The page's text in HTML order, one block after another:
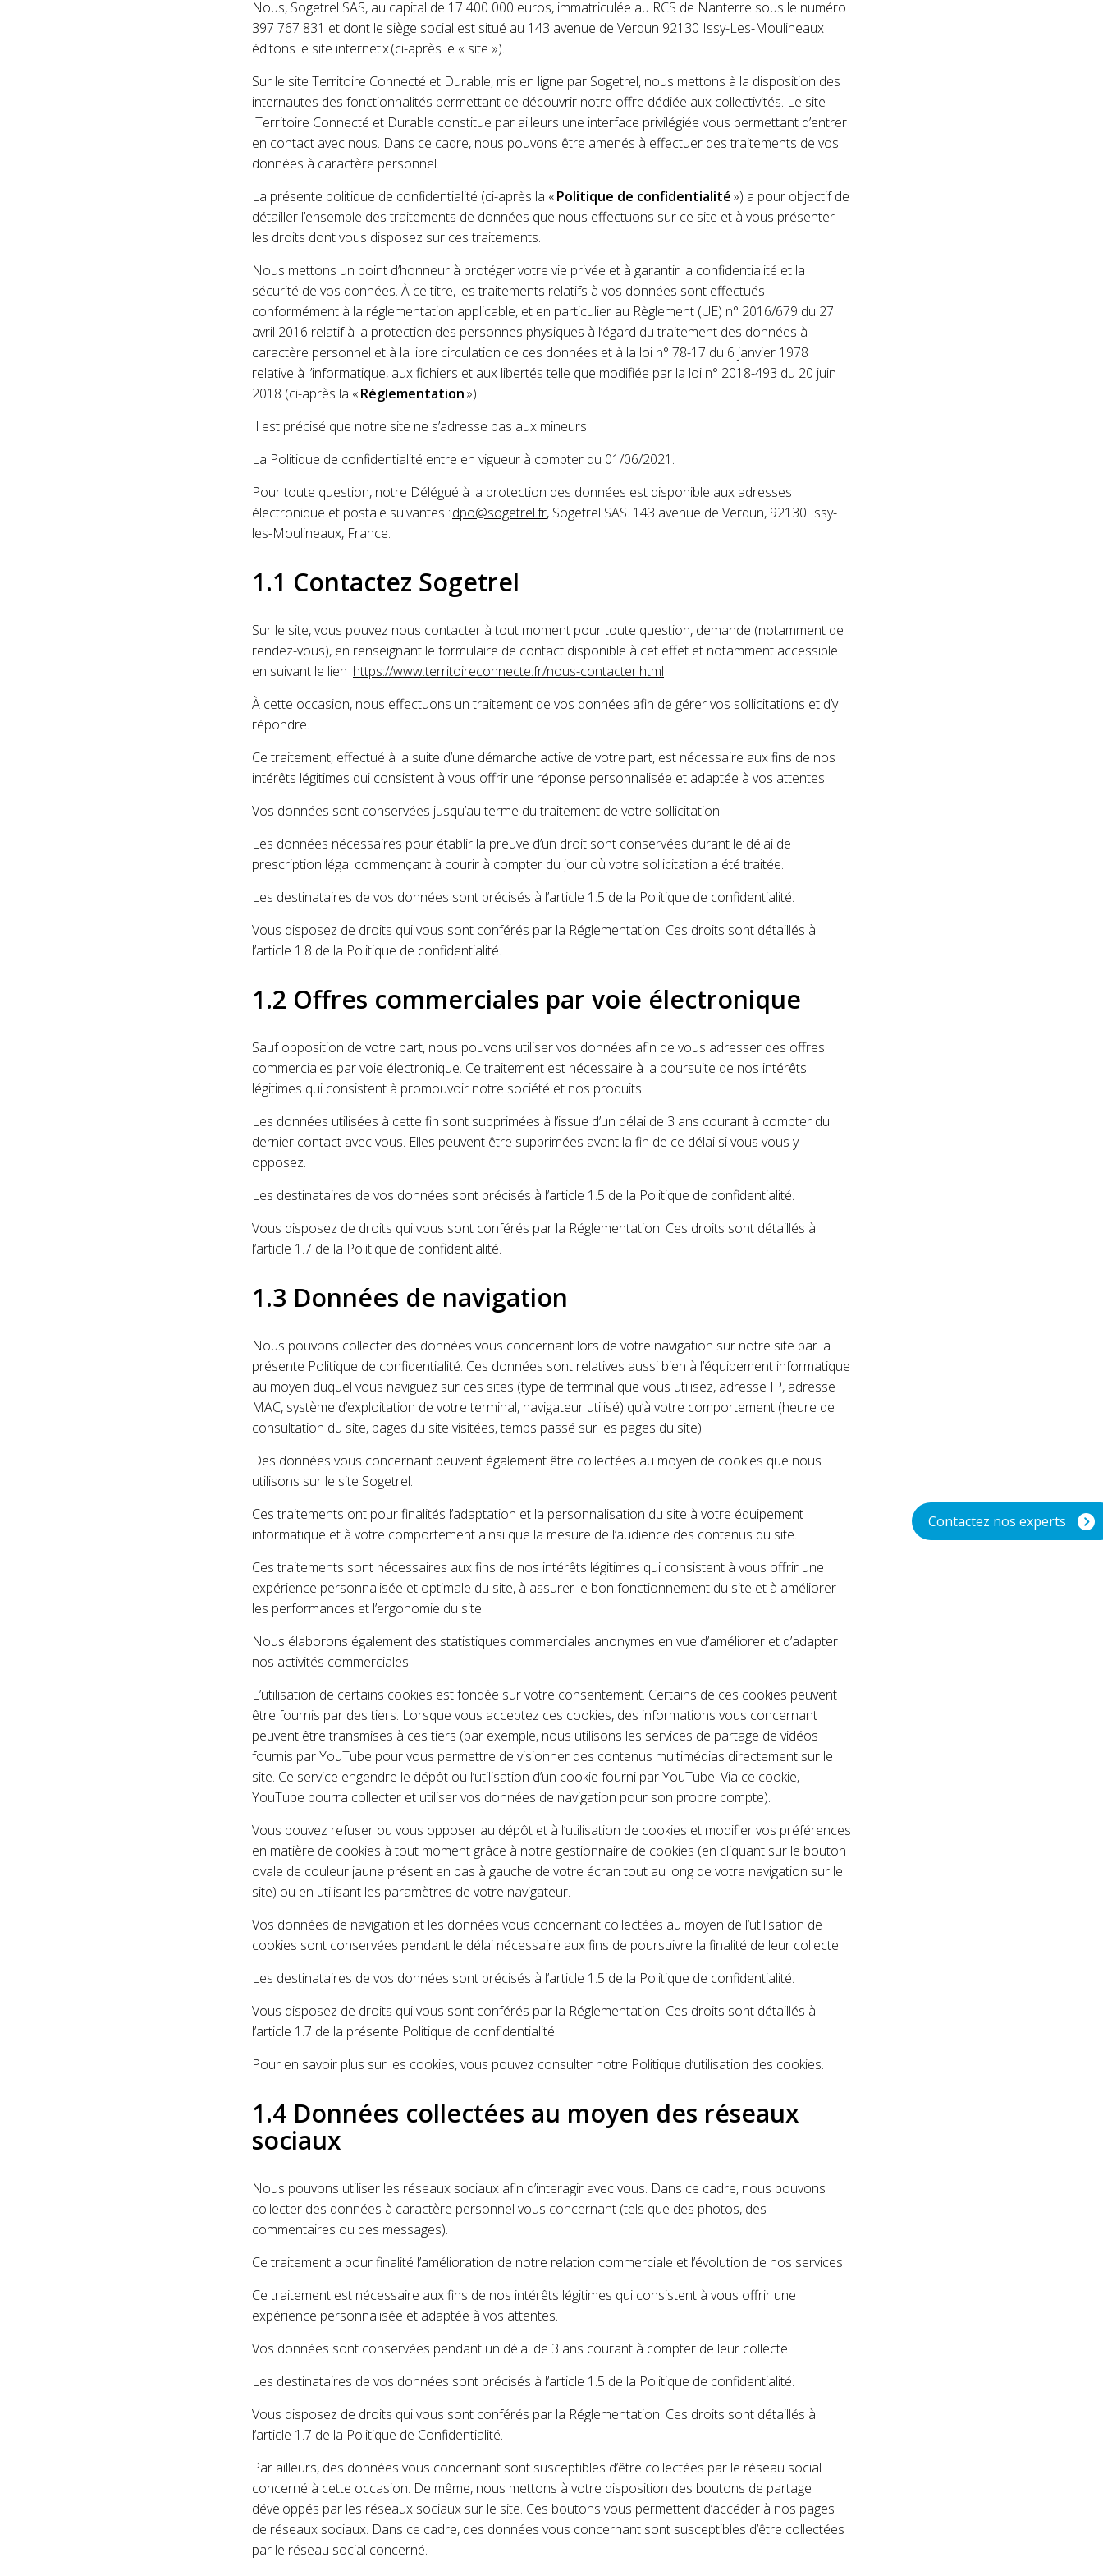
Nous, Sogetrel SAS, au capital de 17 400 000 euros, immatriculée au RCS de Nanterre sous le numéro
397 767 831 et dont le siège social est situé au 143 avenue de Verdun 92130 Issy-Les-Moulineaux
éditons le site internet x (ci-après le « site »).
Sur le site Territoire Connecté et Durable, mis en ligne par Sogetrel, nous mettons à la disposition des
internautes des fonctionnalités permettant de découvrir notre offre dédiée aux collectivités. Le site
Territoire Connecté et Durable constitue par ailleurs une interface privilégiée vous permettant d’entrer
en contact avec nous. Dans ce cadre, nous pouvons être amenés à effectuer des traitements de vos
données à caractère personnel.
La présente politique de confidentialité (ci-après la «Politique de confidentialité») a pour objectif de
détailler l’ensemble des traitements de données que nous effectuons sur ce site et à vous présenter
les droits dont vous disposez sur ces traitements.
Nous mettons un point d’honneur à protéger votre vie privée et à garantir la confidentialité et la
sécurité de vos données. À ce titre, les traitements relatifs à vos données sont effectués
conformément à la réglementation applicable, et en particulier au Règlement (UE) n° 2016/679 du 27
avril 2016 relatif à la protection des personnes physiques à l’égard du traitement des données à
caractère personnel et à la libre circulation de ces données et à la loi n° 78-17 du 6 janvier 1978
relative à l’informatique, aux fichiers et aux libertés telle que modifiée par la loi n° 2018-493 du 20 juin
2018 (ci-après la «Réglementation»).
Il est précisé que notre site ne s’adresse pas aux mineurs.
La Politique de confidentialité entre en vigueur à compter du 01/06/2021.
Pour toute question, notre Délégué à la protection des données est disponible aux adresses
électronique et postale suivantes :dpo@sogetrel.fr, Sogetrel SAS. 143 avenue de Verdun, 92130 Issy-
les-Moulineaux, France.
1.1 Contactez Sogetrel
Sur le site, vous pouvez nous contacter à tout moment pour toute question, demande (notamment de
rendez-vous), en renseignant le formulaire de contact disponible à cet effet et notamment accessible
en suivant le lien :https://www.territoireconnecte.fr/nous-contacter.html
À cette occasion, nous effectuons un traitement de vos données afin de gérer vos sollicitations et d’y
répondre.
Ce traitement, effectué à la suite d’une démarche active de votre part, est nécessaire aux fins de nos
intérêts légitimes qui consistent à vous offrir une réponse personnalisée et adaptée à vos attentes.
Vos données sont conservées jusqu’au terme du traitement de votre sollicitation.
Les données nécessaires pour établir la preuve d’un droit sont conservées durant le délai de
prescription légal commençant à courir à compter du jour où votre sollicitation a été traitée.
Les destinataires de vos données sont précisés à l’article 1.5 de la Politique de confidentialité.
Vous disposez de droits qui vous sont conférés par la Réglementation. Ces droits sont détaillés à
l’article 1.8 de la Politique de confidentialité.
1.2 Offres commerciales par voie électronique
Sauf opposition de votre part, nous pouvons utiliser vos données afin de vous adresser des offres
commerciales par voie électronique. Ce traitement est nécessaire à la poursuite de nos intérêts
légitimes qui consistent à promouvoir notre société et nos produits.
Les données utilisées à cette fin sont supprimées à l’issue d’un délai de 3 ans courant à compter du
dernier contact avec vous. Elles peuvent être supprimées avant la fin de ce délai si vous vous y
opposez.
Les destinataires de vos données sont précisés à l’article 1.5 de la Politique de confidentialité.
Vous disposez de droits qui vous sont conférés par la Réglementation. Ces droits sont détaillés à
l’article 1.7 de la Politique de confidentialité.
1.3 Données de navigation
Nous pouvons collecter des données vous concernant lors de votre navigation sur notre site par la
présente Politique de confidentialité. Ces données sont relatives aussi bien à l’équipement informatique
au moyen duquel vous naviguez sur ces sites (type de terminal que vous utilisez, adresse IP, adresse
MAC, système d’exploitation de votre terminal, navigateur utilisé) qu’à votre comportement (heure de
consultation du site, pages du site visitées, temps passé sur les pages du site).
Des données vous concernant peuvent également être collectées au moyen de cookies que nous
utilisons sur le site Sogetrel.
Ces traitements ont pour finalités l’adaptation et la personnalisation du site à votre équipement
informatique et à votre comportement ainsi que la mesure de l’audience des contenus du site.
Ces traitements sont nécessaires aux fins de nos intérêts légitimes qui consistent à vous offrir une
expérience personnalisée et optimale du site, à assurer le bon fonctionnement du site et à améliorer
les performances et l’ergonomie du site.
Nous élaborons également des statistiques commerciales anonymes en vue d’améliorer et d’adapter
nos activités commerciales.
L’utilisation de certains cookies est fondée sur votre consentement. Certains de ces cookies peuvent
être fournis par des tiers. Lorsque vous acceptez ces cookies, des informations vous concernant
peuvent être transmises à ces tiers (par exemple, nous utilisons les services de partage de vidéos
fournis par YouTube pour vous permettre de visionner des contenus multimédias directement sur le
site. Ce service engendre le dépôt ou l’utilisation d’un cookie fourni par YouTube. Via ce cookie,
YouTube pourra collecter et utiliser vos données de navigation pour son propre compte).
Vous pouvez refuser ou vous opposer au dépôt et à l’utilisation de cookies et modifier vos préférences
en matière de cookies à tout moment grâce à notre gestionnaire de cookies (en cliquant sur le bouton
ovale de couleur jaune présent en bas à gauche de votre écran tout au long de votre navigation sur le
site) ou en utilisant les paramètres de votre navigateur.
Vos données de navigation et les données vous concernant collectées au moyen de l’utilisation de
cookies sont conservées pendant le délai nécessaire aux fins de poursuivre la finalité de leur collecte.
Les destinataires de vos données sont précisés à l’article 1.5 de la Politique de confidentialité.
Vous disposez de droits qui vous sont conférés par la Réglementation. Ces droits sont détaillés à
l’article 1.7 de la présente Politique de confidentialité.
Pour en savoir plus sur les cookies, vous pouvez consulter notre Politique d’utilisation des cookies.
1.4 Données collectées au moyen des réseaux
sociaux
Nous pouvons utiliser les réseaux sociaux afin d’interagir avec vous. Dans ce cadre, nous pouvons
collecter des données à caractère personnel vous concernant (tels que des photos, des
commentaires ou des messages).
Ce traitement a pour finalité l’amélioration de notre relation commerciale et l’évolution de nos services.
Ce traitement est nécessaire aux fins de nos intérêts légitimes qui consistent à vous offrir une
expérience personnalisée et adaptée à vos attentes.
Vos données sont conservées pendant un délai de 3 ans courant à compter de leur collecte.
Les destinataires de vos données sont précisés à l’article 1.5 de la Politique de confidentialité.
Vous disposez de droits qui vous sont conférés par la Réglementation. Ces droits sont détaillés à
l’article 1.7 de la Politique de Confidentialité.
Par ailleurs, des données vous concernant sont susceptibles d’être collectées par le réseau social
concerné à cette occasion. De même, nous mettons à votre disposition des boutons de partage
développés par les réseaux sociaux sur le site. Ces boutons vous permettent d’accéder à nos pages
de réseaux sociaux. Dans ce cadre, des données vous concernant sont susceptibles d’être collectées
par le réseau social concerné.
Contactez nos experts